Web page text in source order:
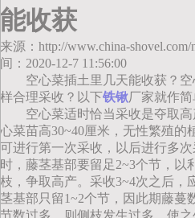
能收获
来源：http://www.china-
间：2020-12-7 11:56:00
空心菜插土里几天能收获？
样合理采收？以下铁锹厂家就作
空心菜适时恰当采收是夺取
心菜苗高30~40厘米，无性繁殖的
可进行第一次采收，以后进行多
时，藤茎基部要留足2~3个节，以
枝，争取高产。采收3~4次之后，
茎基部只留1~2个节，因此期藤蔓
节数过多，则侧枝发生过多，使